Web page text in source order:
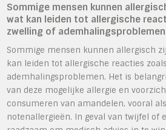
Sommige mensen kunnen
wat kan leiden tot allergische
zwelling of
Sommige mensen kunnen allergisch
kan leiden tot allergische reacties
ademhalingsproblemen. Het is
van deze mogelijke allergie en
consumeren van amandelen, vooral
notenallergieën. In geval van twijfel of